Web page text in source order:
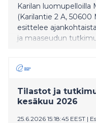
Karilan luomupelloilla
(Karilantie 2 A,
esittelee
ja maaseudun
Tilastot ja
kesäkuu 2026
25.6.2026 15:18:45 EEST |